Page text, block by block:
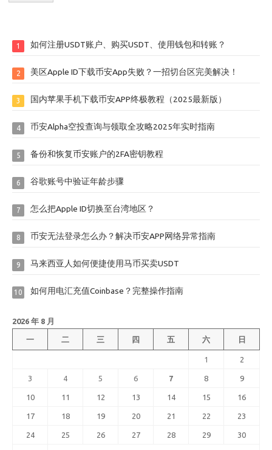
1 如何注册USDT账户、购买USDT、使用钱包和转账？
2 美区Apple ID下载币安App失败？一招切台区完美解决！
3 国内苹果手机下载币安APP终极教程（2025最新版）
4 币安Alpha空投查询与领取全攻略2025年实时指南
5 备份和恢复币安账户的2FA密钥教程
6 谷歌账号中验证年龄步骤
7 怎么把Apple ID切换至台湾地区？
8 币安无法登录怎么办？解决币安APP网络异常指南
9 马来西亚人如何便捷使用马币买卖USDT
10 如何用电汇充值Coinbase？完整操作指南
2026 年 8 月
一 二 三 四 五 六 日
1 2
3 4 5 6 7 8 9
10 11 12 13 14 15 16
17 18 19 20 21 22 23
24 25 26 27 28 29 30